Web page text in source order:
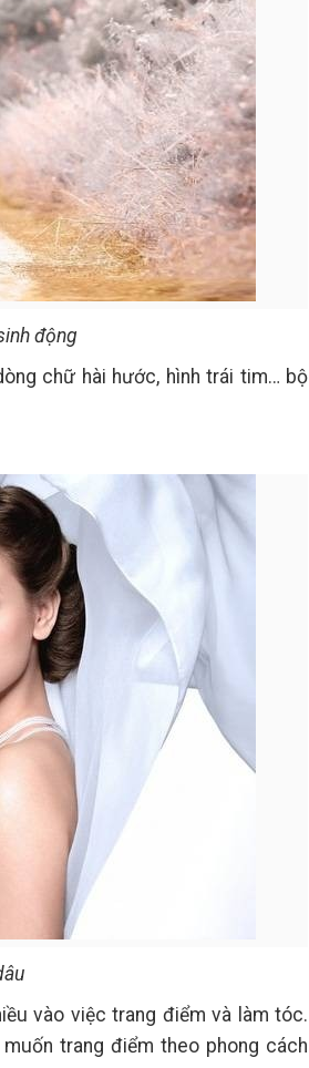
động
chữ hài hước, hình trái tim… bộ
vào việc trang điểm và làm tóc.
trang điểm theo phong cách